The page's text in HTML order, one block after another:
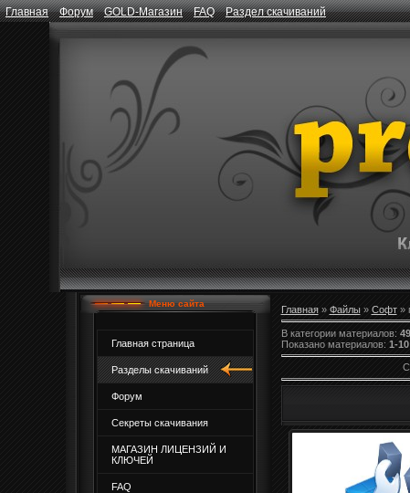
Главная Форум GOLD-Магазин FAQ Раздел скачиваний
Меню сайта
Главная страница
Разделы скачиваний
Форум
Секреты скачивания
МАГАЗИН ЛИЦЕНЗИЙ И
КЛЮЧЕЙ
FAQ
Главная» Файлы» Софт»
В категории материалов:
Показано материалов: 1-10